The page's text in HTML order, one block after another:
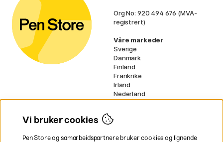
Org No: 920 494 676 (MVA-
registrert)
Våre markeder
Sverige
Danmark
Finland
Frankrike
Irland
Nederland
Tyskland
* Spesifikkefraktvilkårgjelder for
Vi bruker cookies
Pen Store og samarbeidspartnere bruker cookies og lignende